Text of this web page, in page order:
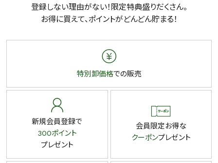
登録しない理由がない！限定特典盛りだくさん。
お得に買えて、ポイントがどんどん貯まる！
特別卸価格での販売
新規会員登録で
300ポイント
プレゼント
会員限定お得な
クーポンプレゼント